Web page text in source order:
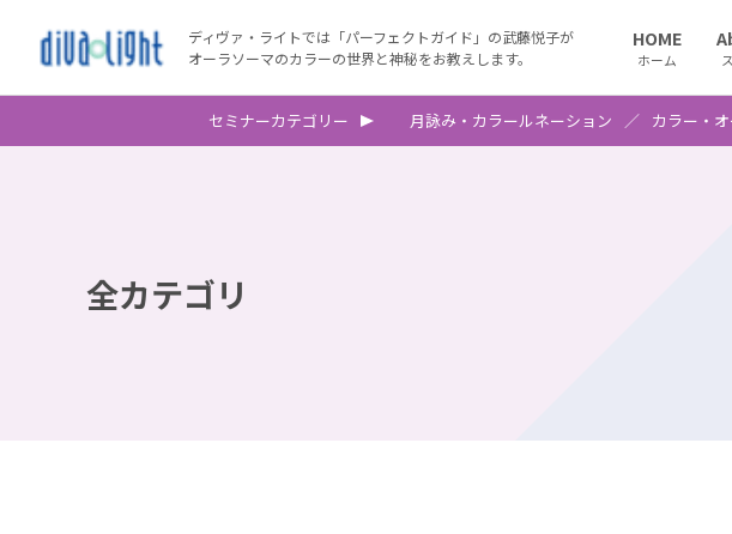
ディヴァ・ライトでは「パーフェクトガイド」の武藤悦子が
オーラソーマのカラーの世界と神秘をお教えします。
HOME
ホーム
セミナーカテゴリー 月詠み・カラールネーション カラー・
全カテゴリ